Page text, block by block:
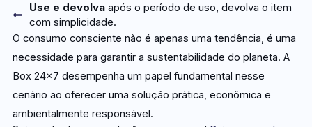
Use e devolvaapós o período de uso, devolva o item
com simplicidade.
O consumo consciente não é apenas uma tendência, é uma
necessidade para garantir a sustentabilidade do planeta. A
Box 24×7 desempenha um papel fundamental nesse
cenário ao oferecer uma solução prática, econômica e
ambientalmente responsável.